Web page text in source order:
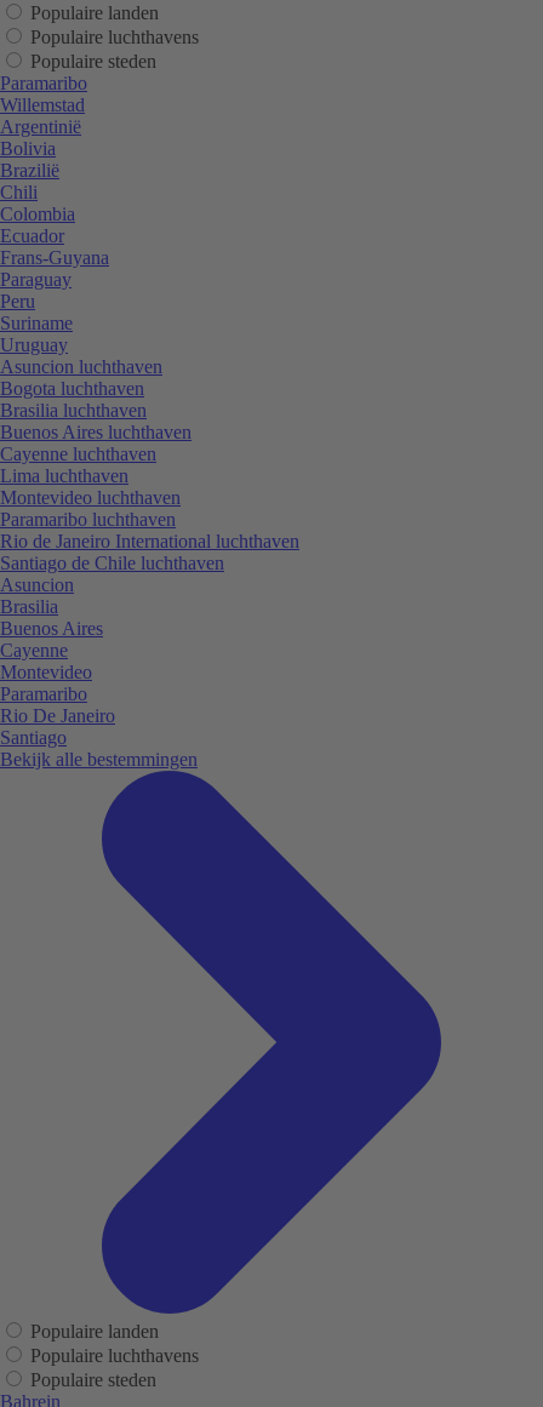
Populaire landen
Populaire luchthavens
Populaire steden
Paramaribo
Willemstad
Argentinië
Bolivia
Brazilië
Chili
Colombia
Ecuador
Frans-Guyana
Paraguay
Peru
Suriname
Uruguay
Asuncion luchthaven
Bogota luchthaven
Brasilia luchthaven
Buenos Aires luchthaven
Cayenne luchthaven
Lima luchthaven
Montevideo luchthaven
Paramaribo luchthaven
Rio de Janeiro International luchthaven
Santiago de Chile luchthaven
Asuncion
Brasilia
Buenos Aires
Cayenne
Montevideo
Paramaribo
Rio De Janeiro
Santiago
Bekijk alle bestemmingen
Populaire landen
Populaire luchthavens
Populaire steden
Bahrein